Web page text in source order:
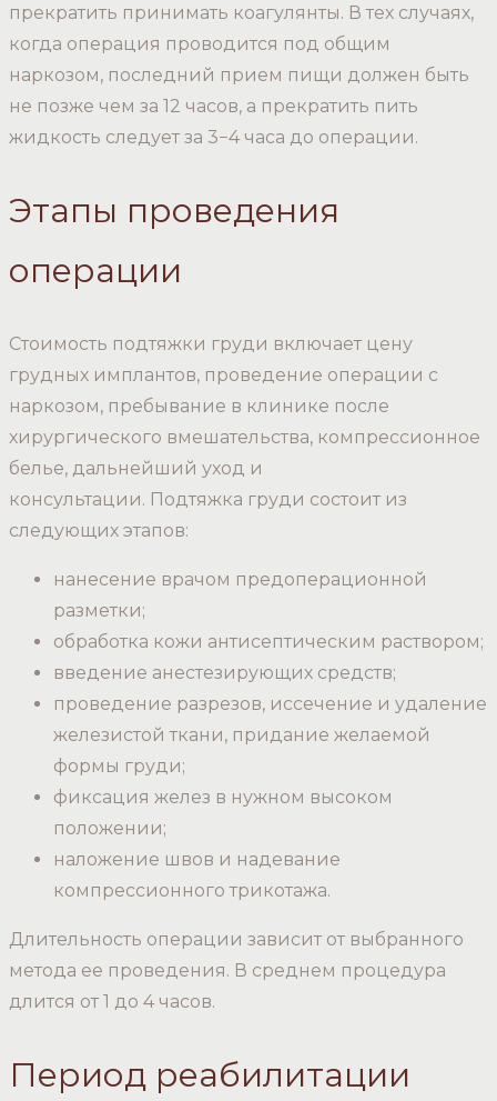
прекратить принимать коагулянты. В тех случаях,
когда операция проводится под общим
наркозом, последний прием пищи должен быть
не позже чем за 12 часов, а прекратить пить
жидкость следует за 3−4 часа до операции.
Этапы проведения
операции
Стоимость подтяжки груди включает цену
грудных имплантов, проведение операции с
наркозом, пребывание в клинике после
хирургического вмешательства, компрессионное
белье, дальнейший уход и
консультации. Подтяжка груди состоит из
следующих этапов:
нанесение врачом предоперационной
разметки;
обработка кожи антисептическим раствором;
введение анестезирующих средств;
проведение разрезов, иссечение и удаление
железистой ткани, придание желаемой
формы груди;
фиксация желез в нужном высоком
положении;
наложение швов и надевание
компрессионного трикотажа.
Длительность операции зависит от выбранного
метода ее проведения. В среднем процедура
длится от 1 до 4 часов.
Период реабилитации